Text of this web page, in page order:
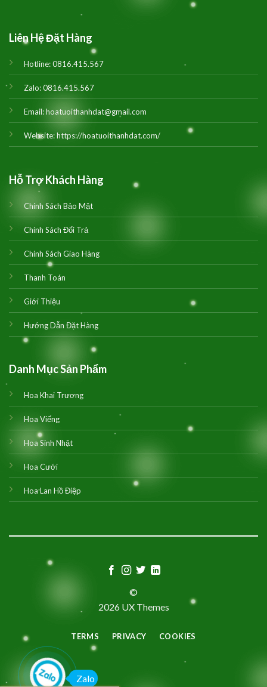
Liên Hệ Đặt Hàng
Hotline:0816.415.567
Zalo:0816.415.567
Email:hoatuoithanhdat@gmail.com
Website:https://hoatuoithanhdat.com/
Hỗ Trợ Khách Hàng
Chính Sách Bảo Mật
Chính Sách Đổi Trả
Chính Sách Giao Hàng
Thanh Toán
Giới Thiệu
Hướng Dẫn Đặt Hàng
Danh Mục Sản Phẩm
Hoa Khai Trương
Hoa Viếng
Hoa Sinh Nhật
Hoa Cưới
Hoa Lan Hồ Điệp
©
2026 UX Themes
TERMS PRIVACY COOKIES
Zalo